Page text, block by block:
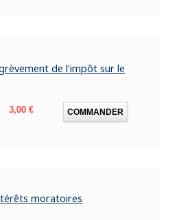
de l'impôt sur le
Prix
3,00 € COMMANDER
moratoires